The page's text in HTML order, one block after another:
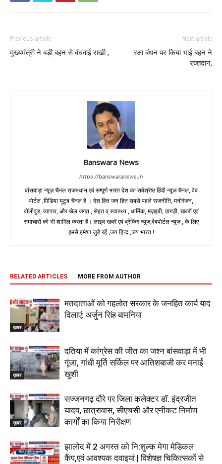
Previous article
मुख्यमंत्री ने बड़ी बहन से बंधवाई राखी ,
Next article
रक्षा बंधन पर किया भाई बहन ने
रक्तदान,
Banswara News
https://banswaranews.in
बांसवाड़ा न्यूज़ चैनल राजस्थान एवं सम्पूर्ण भारत देश का सर्वश्रेष्ठ हिंदी न्‍यूज चैनल, वेब
पोर्टल ,मिडिया युटुब चैनल है । देश हित जन हित सबसे पहले राजनीति, मनोरंजन,
बॉलीवुड, व्यापार, और खेल जगत , सेहत व् स्वास्थ्य , धार्मिक, मज़हबी, वागड़ी, खबरों एवं
समाचारों को भी शामिल करता है। लाइव खबरें एवं ब्रेकिंग न्यूज,वेबपोर्टल न्यूज़ , के लिए
हमसे हमेशा जुड़े रहें ,जय हिन्द ,जय भारत !
RELATED ARTICLES MORE FROM AUTHOR
ख़बर
मतदाताओं को गहलोत सरकार के जनहित कार्य याद
दिलाएं: अर्जुन सिंह बामनिया
ख़बर
दतिया में कांग्रेस की जीत का जश्न बांसवाड़ा में भी
गूंजा, गांधी मूर्ति सर्किल पर आतिशबाजी कर मनाई
खुशी
ख़बर
सज्जनगढ़ दौरे पर जिला कलेक्टर डॉ. इंद्रजीत
यादव, छात्रावास, सीएचसी और एनीकट निर्माण
कार्यों का किया निरीक्षण
झालोद में 2 अगस्त को नि:शुल्क मेगा मेडिकल
कैंप,एवं आवश्यक दवाइयां | विशेषज्ञ चिकित्सकों से